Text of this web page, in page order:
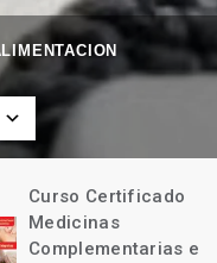
Curso Certificado
Medicinas
Complementarias e